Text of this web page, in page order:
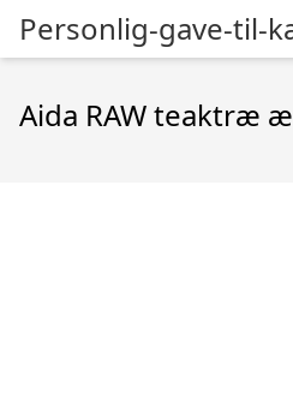
Personlig-gave-til-
Aida RAW teaktræ